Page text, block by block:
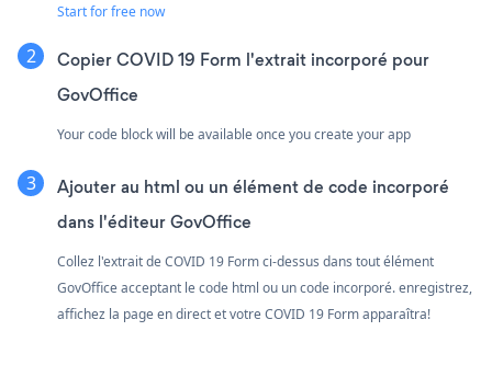
Start for free now
Copier COVID 19 Form l'extrait incorporé pour
GovOffice
Your code block will be available once you create your app
Ajouter au html ou un élément de code incorporé
dans l'éditeur GovOffice
Collez l'extrait de COVID 19 Form ci-dessus dans tout élément
GovOffice acceptant le code html ou un code incorporé. enregistrez,
affichez la page en direct et votre COVID 19 Form apparaîtra!